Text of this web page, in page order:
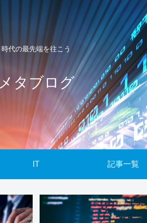
時代の最先端を往こう
メタブログ
IT 記事一覧